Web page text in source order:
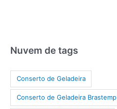
Nuvem de tags
Conserto de Geladeira
Conserto de Geladeira Brastemp